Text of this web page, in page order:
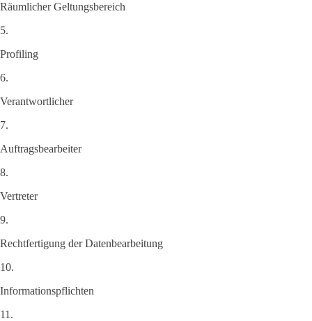
Räumlicher Geltungsbereich
5.
Profiling
6.
Verantwortlicher
7.
Auftragsbearbeiter
8.
Vertreter
9.
Rechtfertigung der Datenbearbeitung
10.
Informationspflichten
11.